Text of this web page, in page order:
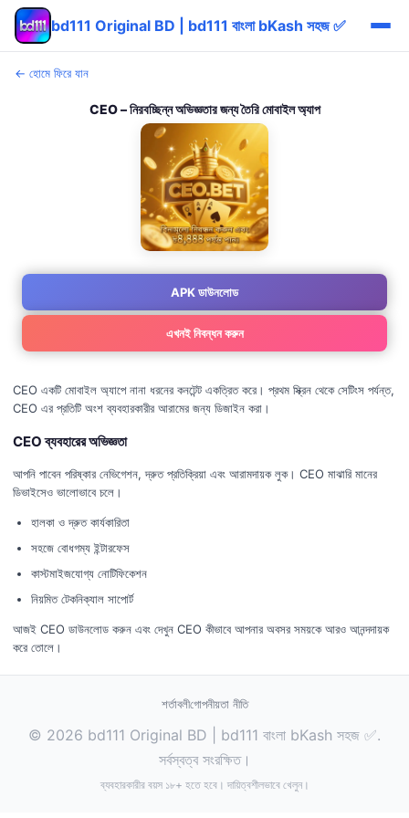
bd111 Original BD | bd111 বাংলা bKash সহজ ✅
← হোমে ফিরে যান
CEO – নিরবচ্ছিন্ন অভিজ্ঞতার জন্য তৈরি মোবাইল অ্যাপ
APK ডাউনলোড
এখনই নিবন্ধন করুন
CEO একটি মোবাইল অ্যাপে নানা ধরনের কনটেন্ট একত্রিত করে। প্রথম স্ক্রিন থেকে সেটিংস পর্যন্ত,
CEO এর প্রতিটি অংশ ব্যবহারকারীর আরামের জন্য ডিজাইন করা।
CEO ব্যবহারের অভিজ্ঞতা
আপনি পাবেন পরিষ্কার নেভিগেশন, দ্রুত প্রতিক্রিয়া এবং আরামদায়ক লুক। CEO মাঝারি মানের
ডিভাইসেও ভালোভাবে চলে।
হালকা ও দ্রুত কার্যকারিতা
সহজে বোধগম্য ইন্টারফেস
কাস্টমাইজযোগ্য নোটিফিকেশন
নিয়মিত টেকনিক্যাল সাপোর্ট
আজই CEO ডাউনলোড করুন এবং দেখুন CEO কীভাবে আপনার অবসর সময়কে আরও আনন্দদায়ক
করে তোলে।
শর্তাবলীগোপনীয়তা নীতি
© 2026 bd111 Original BD | bd111 বাংলা bKash সহজ ✅.
সর্বস্বত্ব সংরক্ষিত।
ব্যবহারকারীর বয়স ১৮+ হতে হবে। দায়িত্বশীলভাবে খেলুন।